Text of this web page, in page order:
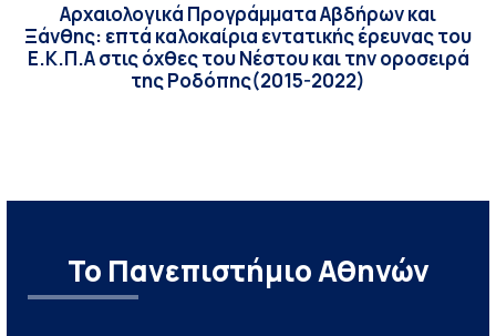
Αρχαιολογικά Προγράμματα Αβδήρων και
Ξάνθης: επτά καλοκαίρια εντατικής έρευνας του
Ε.Κ.Π.Α στις όχθες του Νέστου και την οροσειρά
της Ροδόπης(2015-2022)
Το Πανεπιστήμιο Αθηνών